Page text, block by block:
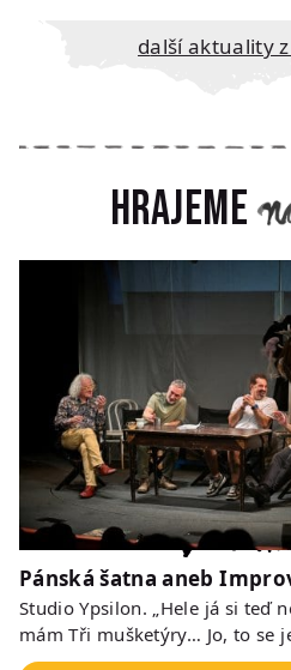
Další aktuality
Hrajeme
Pánská šatna aneb
Studio Ypsilon. „Hele já si teď
mám Tři mušketýry… Jo, to se